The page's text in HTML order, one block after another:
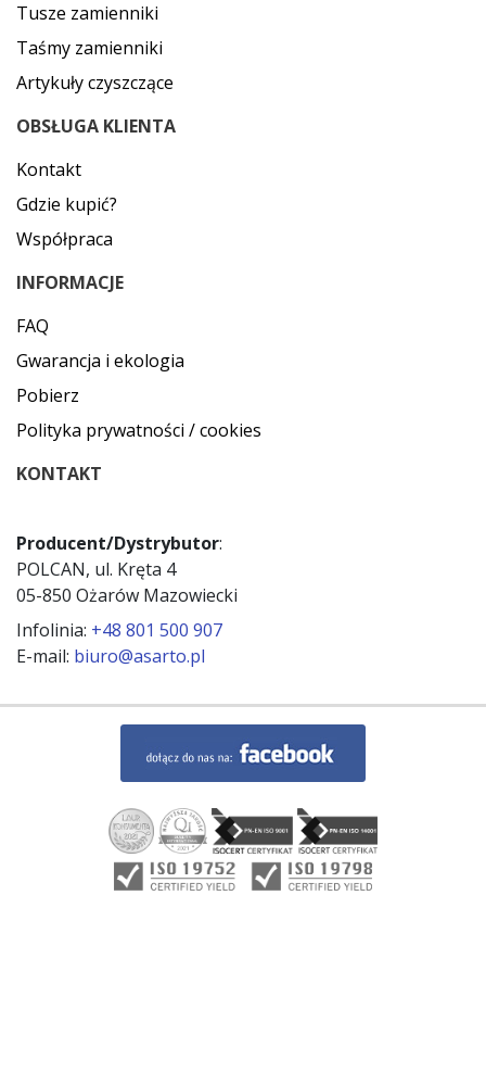
Tusze zamienniki
Taśmy zamienniki
Artykuły czyszczące
OBSŁUGA KLIENTA
Kontakt
Gdzie kupić?
Współpraca
INFORMACJE
FAQ
Gwarancja i ekologia
Pobierz
Polityka prywatności / cookies
KONTAKT
Producent/Dystrybutor:
POLCAN, ul. Kręta 4
05-850 Ożarów Mazowiecki
Infolinia: +48 801 500 907
E-mail: biuro@asarto.pl